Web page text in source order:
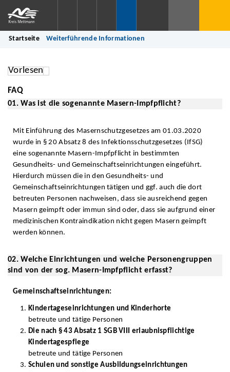
Startseite Weiterführende Informationen
Vorlesen
FAQ
01. Was ist die sogenannte Masern-Impfpflicht?
Mit Einführung des Masernschutzgesetzes am 01.03.2020
wurde in § 20 Absatz 8 des Infektionsschutzgesetzes (IfSG)
eine sogenannte Masern-Impfpflicht in bestimmten
Gesundheits- und Gemeinschaftseinrichtungen eingeführt.
Hierdurch müssen die in den Gesundheits- und
Gemeinschaftseinrichtungen tätigen und ggf. auch die dort
betreuten Personen nachweisen, dass sie ausreichend gegen
Masern geimpft oder immun sind oder, dass sie aufgrund einer
medizinischen Kontraindikation nicht gegen Masern geimpft
werden können.
02. Welche Einrichtungen und welche Personengruppen
sind von der sog. Masern-Impfpflicht erfasst?
Gemeinschaftseinrichtungen:
Kindertageseinrichtungen und Kinderhorte
betreute und tätige Personen
Die nach § 43 Absatz 1 SGB VIII erlaubnispflichtige
Kindertagespflege
betreute und tätige Personen
Schulen und sonstige Ausbildungseinrichtungen